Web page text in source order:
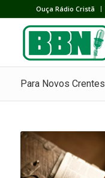
Ouça Rádio Cristã
Para Novos Crentes